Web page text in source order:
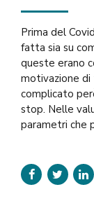
Prima del
fatta sia su
queste erano
motivazione
complicato
stop. Nelle
parametri che